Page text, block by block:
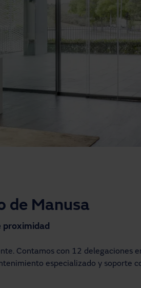
de Manusa
proximidad
Contamos con 12 delegaciones
especializado y soporte